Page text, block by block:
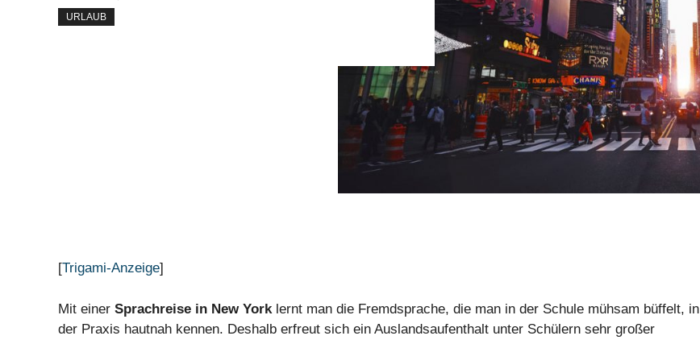
URLAUB
[Trigami-Anzeige]
Mit einer Sprachreise in New York lernt man die Fremdsprache, die man in der Schule mühsam büffelt, in
der Praxis hautnah kennen. Deshalb erfreut sich ein Auslandsaufenthalt unter Schülern sehr großer